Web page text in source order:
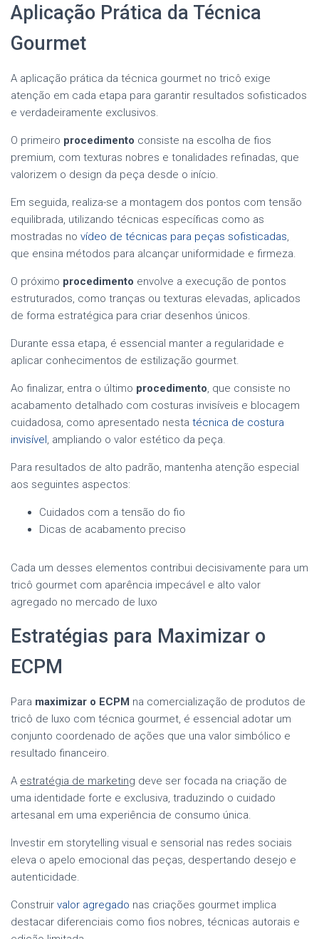
Aplicação Prática da Técnica
Gourmet
A aplicação prática da técnica gourmet no tricô exige
atenção em cada etapa para garantir resultados sofisticados
e verdadeiramente exclusivos.
O primeiro procedimento consiste na escolha de fios
premium, com texturas nobres e tonalidades refinadas, que
valorizem o design da peça desde o início.
Em seguida, realiza-se a montagem dos pontos com tensão
equilibrada, utilizando técnicas específicas como as
mostradas no vídeo de técnicas para peças sofisticadas,
que ensina métodos para alcançar uniformidade e firmeza.
O próximo procedimento envolve a execução de pontos
estruturados, como tranças ou texturas elevadas, aplicados
de forma estratégica para criar desenhos únicos.
Durante essa etapa, é essencial manter a regularidade e
aplicar conhecimentos de estilização gourmet.
Ao finalizar, entra o último procedimento, que consiste no
acabamento detalhado com costuras invisíveis e blocagem
cuidadosa, como apresentado nesta técnica de costura
invisível, ampliando o valor estético da peça.
Para resultados de alto padrão, mantenha atenção especial
aos seguintes aspectos:
Cuidados com a tensão do fio
Dicas de acabamento preciso
Cada um desses elementos contribui decisivamente para um
tricô gourmet com aparência impecável e alto valor
agregado no mercado de luxo
Estratégias para Maximizar o
ECPM
Para maximizar o ECPM na comercialização de produtos de
tricô de luxo com técnica gourmet, é essencial adotar um
conjunto coordenado de ações que una valor simbólico e
resultado financeiro.
A estratégia de marketing deve ser focada na criação de
uma identidade forte e exclusiva, traduzindo o cuidado
artesanal em uma experiência de consumo única.
Investir em storytelling visual e sensorial nas redes sociais
eleva o apelo emocional das peças, despertando desejo e
autenticidade.
Construir valor agregado nas criações gourmet implica
destacar diferenciais como fios nobres, técnicas autorais e